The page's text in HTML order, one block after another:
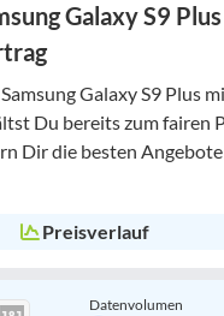
Galaxy S9
Galaxy S9 Plus
Du bereits zum fairen
Dir die besten
Preisverlauf
Datenvolumen